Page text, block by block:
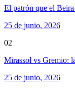
El patrón que el
25 de junio, 2026
02
Mirassol vs Gremio:
25 de junio, 2026